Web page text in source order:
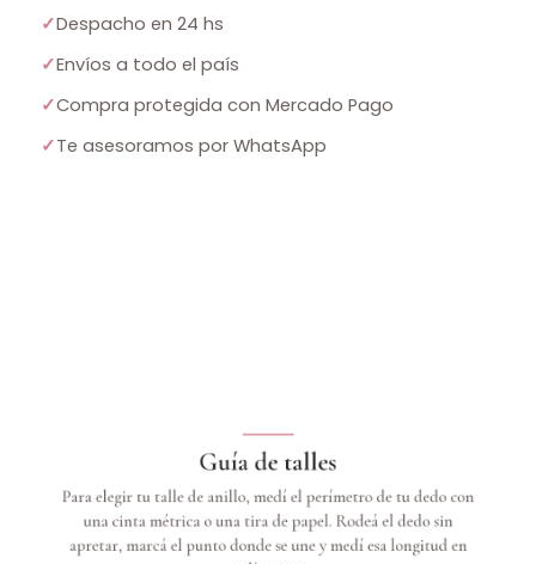
✓Despacho en 24 hs
✓Envíos a todo el país
✓Compra protegida con Mercado Pago
✓Te asesoramos por WhatsApp